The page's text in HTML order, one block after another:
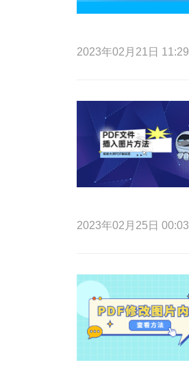
2023年02月21日 11:29
2023年02月25日 00:03